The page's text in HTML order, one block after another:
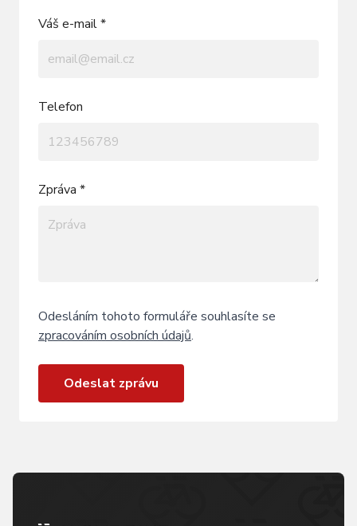
Váš e-mail *
Telefon
Zpráva *
Odesláním tohoto formuláře souhlasíte se
zpracováním osobních údajů.
Odeslat zprávu